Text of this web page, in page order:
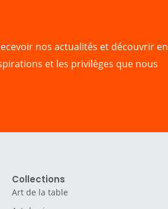
nos actualités et découvrir en
et les privilèges que nous
Collections
Art de la table